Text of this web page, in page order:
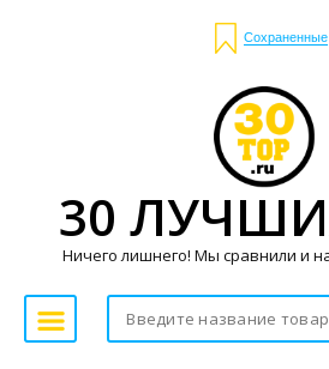
Сохраненные
30
Ничего лишнего! Мы сравнили и